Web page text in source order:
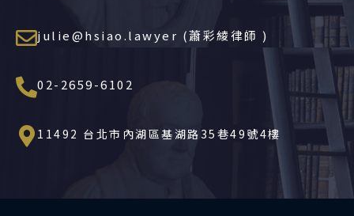
julie@hsiao.lawyer (蕭彩綾律師 )
02-2659-6102
11492 台北市內湖區基湖路35巷49號4樓